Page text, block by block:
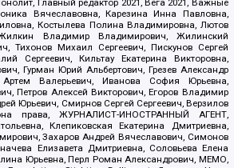
Главный редактор 2021, Вега 2021, Важные
Вячеславовна, Карезина Инна Павловна,
Костылева Полина Владимировна, Лютов
Владимир Владимирович, Жилинский
Тихонов Михаил Сергеевич, Пискунов Сергей
Сергеевич, Кильтау Екатерина Викторовна,
Гурман Юрий Альбертович, Грезев Александр
Артем Валерьевич, Иванова София Юрьевна,
Петров Алексей Викторович, Егоров Владимир
Юрьевич, Смирнов Сергей Сергеевич, Верзилов
права, ЖУРНАЛИСТ-ИНОСТРАННЫЙ АГЕНТ,
Клепиковская Екатерина Дмитриевна,
Захаров Андрей Вячеславович, Симонов
Елизавета Дмитриевна, Соловьева Елена
Юрьевна, Перл Роман Александрович, МЕМО,